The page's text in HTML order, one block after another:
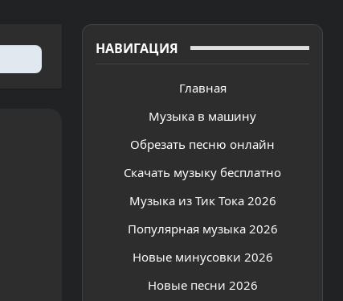
НАВИГАЦИЯ
Главная
Музыка в машину
Обрезать песню онлайн
Скачать музыку бесплатно
Музыка из Тик Тока 2026
Популярная музыка 2026
Новые минусовки 2026
Новые песни 2026